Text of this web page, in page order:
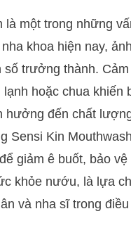
là một trong những
khoa hiện nay,
số trưởng thành.
lạnh hoặc chua khiến
hưởng đến chất
Sensi Kin
giảm ê buốt, bảo
khỏe nướu, là lựa
và nha sĩ trong